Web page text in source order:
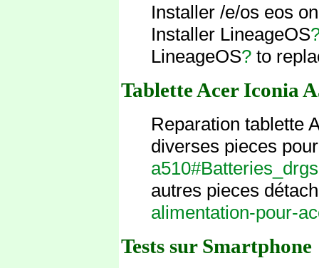
Installer /e/os eos
Installer LineageOS
LineageOS? to
Tablette Acer Iconia
Reparation tablette
diverses pieces
autres pieces
alimentation-pour-
Tests sur Smartphone